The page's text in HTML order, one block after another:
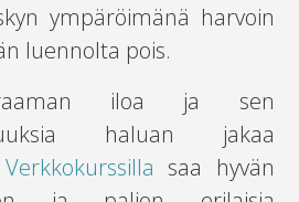
ympäröimänä harvoin
luennolta pois.
iloa ja sen
haluan jakaa
Verkkokurssilla saa hyvän